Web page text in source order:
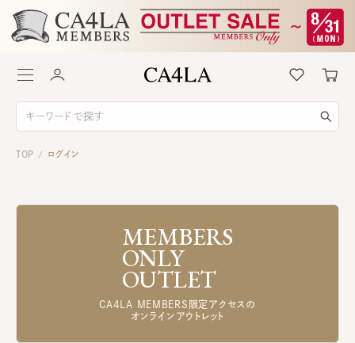
TOP / ログイン
MEMBERS
ONLY
OUTLET
CA4LA MEMBERS限定アクセスの
オンラインアウトレット